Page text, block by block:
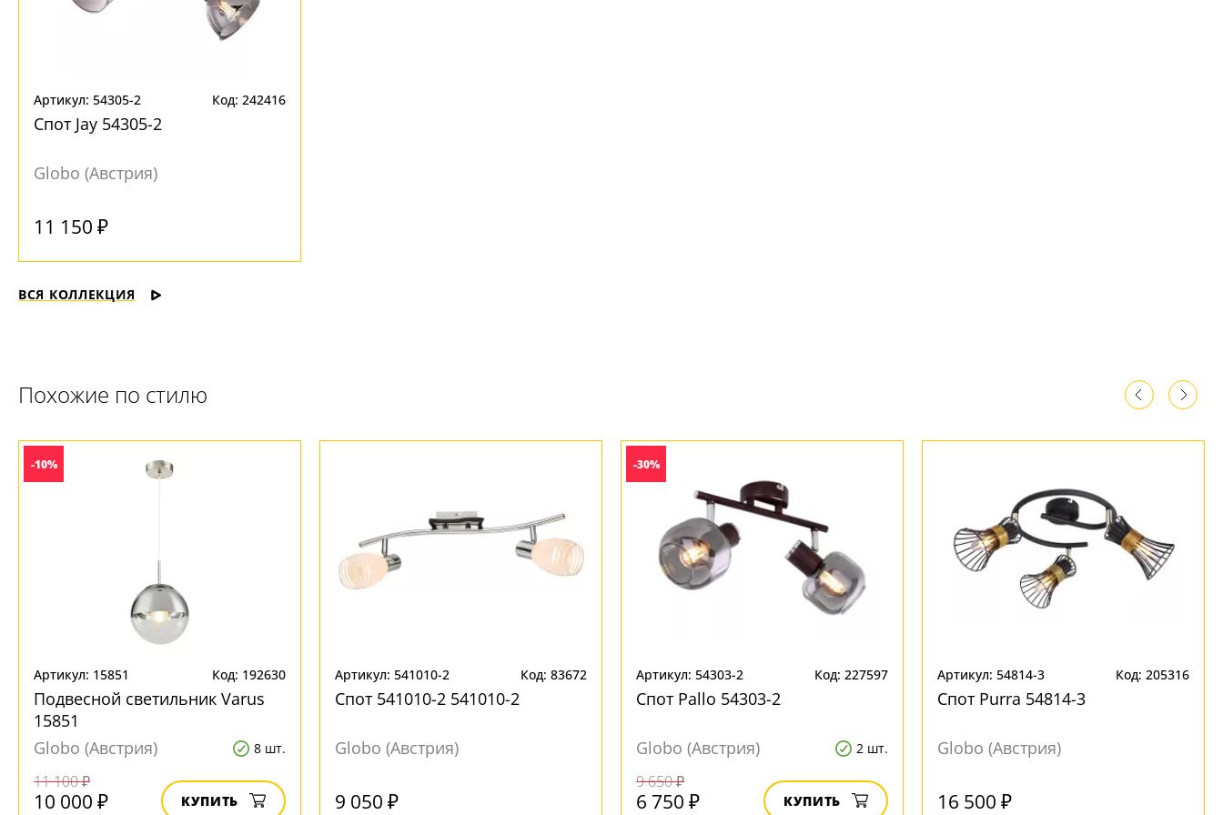
Артикул: 54305-2 Код: 242416
Спот Jay 54305-2
Globo (Австрия)
11 150 ₽
ВСЯ КОЛЛЕКЦИЯ
Похожие по стилю
-10%
Артикул: 15851 Код: 192630
Подвесной светильник Varus
15851
Globo (Австрия)
8 шт.
11 100 ₽
10 000 ₽ КУПИТЬ
Артикул: 541010-2 Код: 83672
Спот 541010-2 541010-2
Globo (Австрия)
9 050 ₽
-30%
Артикул: 54303-2 Код: 227597
Спот Pallo 54303-2
Globo (Австрия) 2 шт.
9 650 ₽
6 750 ₽ КУПИТЬ
Артикул: 54814-3 Код: 205316
Спот Purra 54814-3
Globo (Австрия)
16 500 ₽